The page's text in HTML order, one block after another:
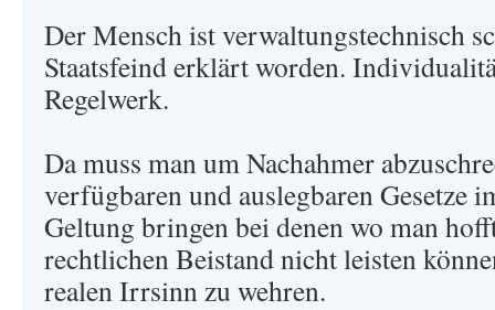
Der Mensch ist verwaltungstechnisch
Staatsfeind erklärt worden.
Regelwerk.
Da muss man um Nachahmer
verfügbaren und auslegbaren Gesetze
Geltung bringen bei denen wo man
rechtlichen Beistand nicht leisten
realen Irrsinn zu wehren.